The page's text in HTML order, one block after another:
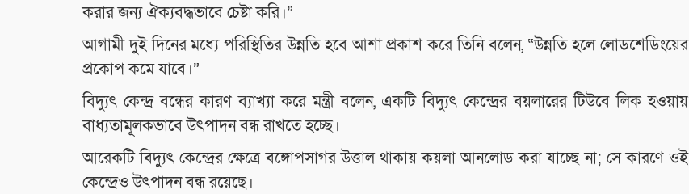
করার জন্য ঐক্যবদ্ধভাবে চেষ্টা করি।”
আগামী দুই দিনের মধ্যে পরিস্থিতির উন্নতি হবে আশা প্রকাশ করে তিনি বলেন, “উন্নতি হলে লোডশেডিংয়ের
প্রকোপ কমে যাবে।”
বিদ্যুৎ কেন্দ্র বন্ধের কারণ ব্যাখ্যা করে মন্ত্রী বলেন, একটি বিদ্যুৎ কেন্দ্রের বয়লারের টিউবে লিক হওয়ায়
বাধ্যতামূলকভাবে উৎপাদন বন্ধ রাখতে হচ্ছে।
আরেকটি বিদ্যুৎ কেন্দ্রের ক্ষেত্রে বঙ্গোপসাগর উত্তাল থাকায় কয়লা আনলোড করা যাচ্ছে না; সে কারণে ওই
কেন্দ্রেও উৎপাদন বন্ধ রয়েছে।